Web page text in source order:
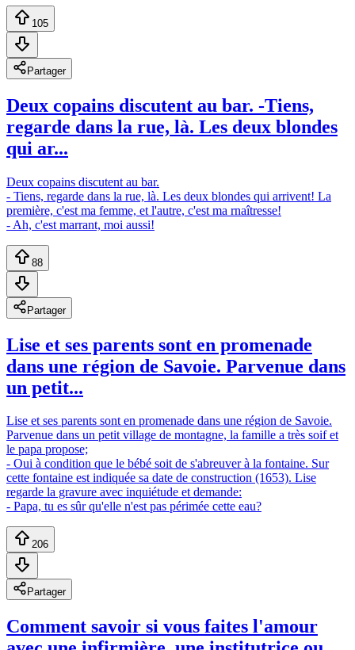
105
Partager
Deux copains discutent au bar. -Tiens,
regarde dans la rue, là. Les deux blondes
qui ar...
Deux copains discutent au bar.
- Tiens, regarde dans la rue, là. Les deux blondes qui arrivent! La
première, c'est ma femme, et l'autre, c'est ma rnaîtresse!
- Ah, c'est marrant, moi aussi!
88
Partager
Lise et ses parents sont en promenade
dans une région de Savoie. Parvenue dans
un petit...
Lise et ses parents sont en promenade dans une région de Savoie.
Parvenue dans un petit village de montagne, la famille a très soif et
le papa propose;
- Oui à condition que le bébé soit de s'abreuver à la fontaine. Sur
cette fontaine est indiquée sa date de construction (1653). Lise
regarde la gravure avec inquiétude et demande:
- Papa, tu es sûr qu'elle n'est pas périmée cette eau?
206
Partager
Comment savoir si vous faites l'amour